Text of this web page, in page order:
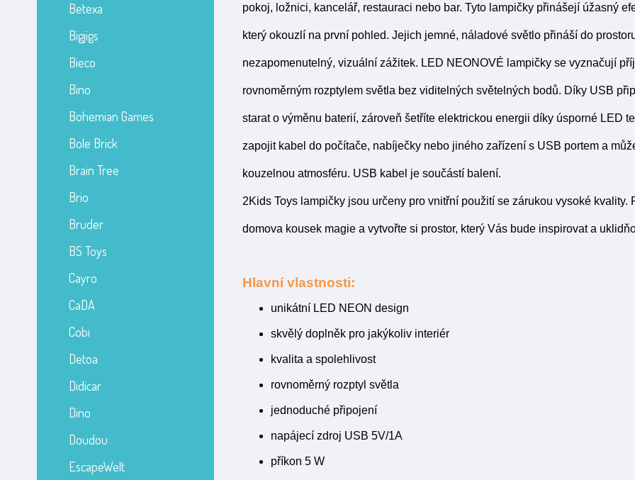
Betexa
Bigjigs
Bieco
Bino
Bohemian Games
Bole Brick
Brain Tree
Brio
Bruder
BS Toys
Cayro
CaDA
Cobi
Detoa
Didicar
Dino
Doudou
EscapeWelt
pokoj, ložnici, kancelář, restauraci nebo bar. Tyto lampičky přinášejí úžasný
který okouzlí na první pohled. Jejich jemné, náladové světlo přináší do
nezapomenutelný, vizuální zážitek. LED NEONOVÉ lampičky se vyznačují
rovnoměrným rozptylem světla bez viditelných světelných bodů. Díky USB
starat o výměnu baterií, zároveň šetříte elektrickou energii díky úsporné LED
zapojit kabel do počítače, nabíječky nebo jiného zařízení s USB portem a
kouzelnou atmosféru. USB kabel je součástí balení.
2Kids Toys lampičky jsou určeny pro vnitřní použití se zárukou vysoké kvality.
domova kousek magie a vytvořte si prostor, který Vás bude inspirovat a
Hlavní vlastnosti:
unikátní LED NEON design
skvělý doplněk pro jakýkoliv interiér
kvalita a spolehlivost
rovnoměrný rozptyl světla
jednoduché připojení
napájecí zdroj USB 5V/1A
příkon 5 W